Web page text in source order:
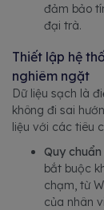
đảm bảo
đại trà.
Thiết lập hệ
nghiêm ngặt
Dữ liệu sạch là
không đi sai
liệu với các tiêu
Quy
bắt buộc
chạm, từ
của nhân